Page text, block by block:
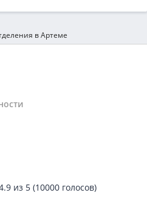
в Артеме
из 5 (10000 голосов)